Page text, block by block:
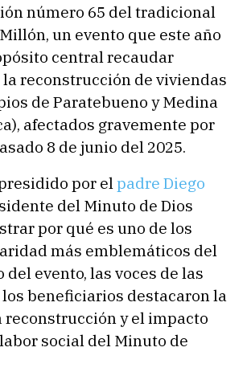
número 65 del tradicional
un evento que este año
central recaudar
reconstrucción de viviendas
de Paratebueno y Medina
afectados gravemente por
8 de junio del 2025.
por elpadre Diego
del Minuto de Dios
por qué es uno de los
más emblemáticos del
del evento, las voces de las
beneficiarios destacaron la
reconstrucción y el impacto
social del Minuto de